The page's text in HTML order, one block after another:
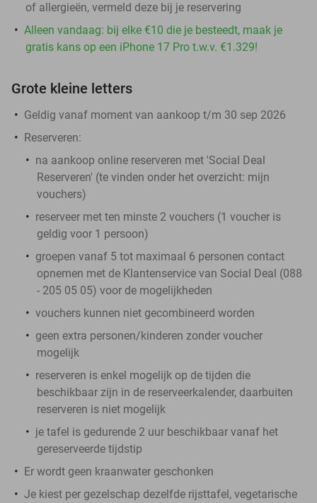
of allergieën, vermeld deze bij je reservering
Alleen vandaag: bij elke €10 die je besteedt, maak je
gratis kans op een iPhone 17 Pro t.w.v. €1.329!
Grote kleine letters
Geldig vanaf moment van aankoop t/m 30 sep 2026
Reserveren:
na aankoop online reserveren met 'Social Deal
Reserveren' (te vinden onder het overzicht: mijn
vouchers)
reserveer met ten minste 2 vouchers (1 voucher is
geldig voor 1 persoon)
groepen vanaf 5 tot maximaal 6 personen contact
opnemen met de Klantenservice van Social Deal (088
- 205 05 05) voor de mogelijkheden
vouchers kunnen niet gecombineerd worden
geen extra personen/kinderen zonder voucher
mogelijk
reserveren is enkel mogelijk op de tijden die
beschikbaar zijn in de reserveerkalender, daarbuiten
reserveren is niet mogelijk
je tafel is gedurende 2 uur beschikbaar vanaf het
gereserveerde tijdstip
Er wordt geen kraanwater geschonken
Je kiest per gezelschap dezelfde rijsttafel, vegetarische